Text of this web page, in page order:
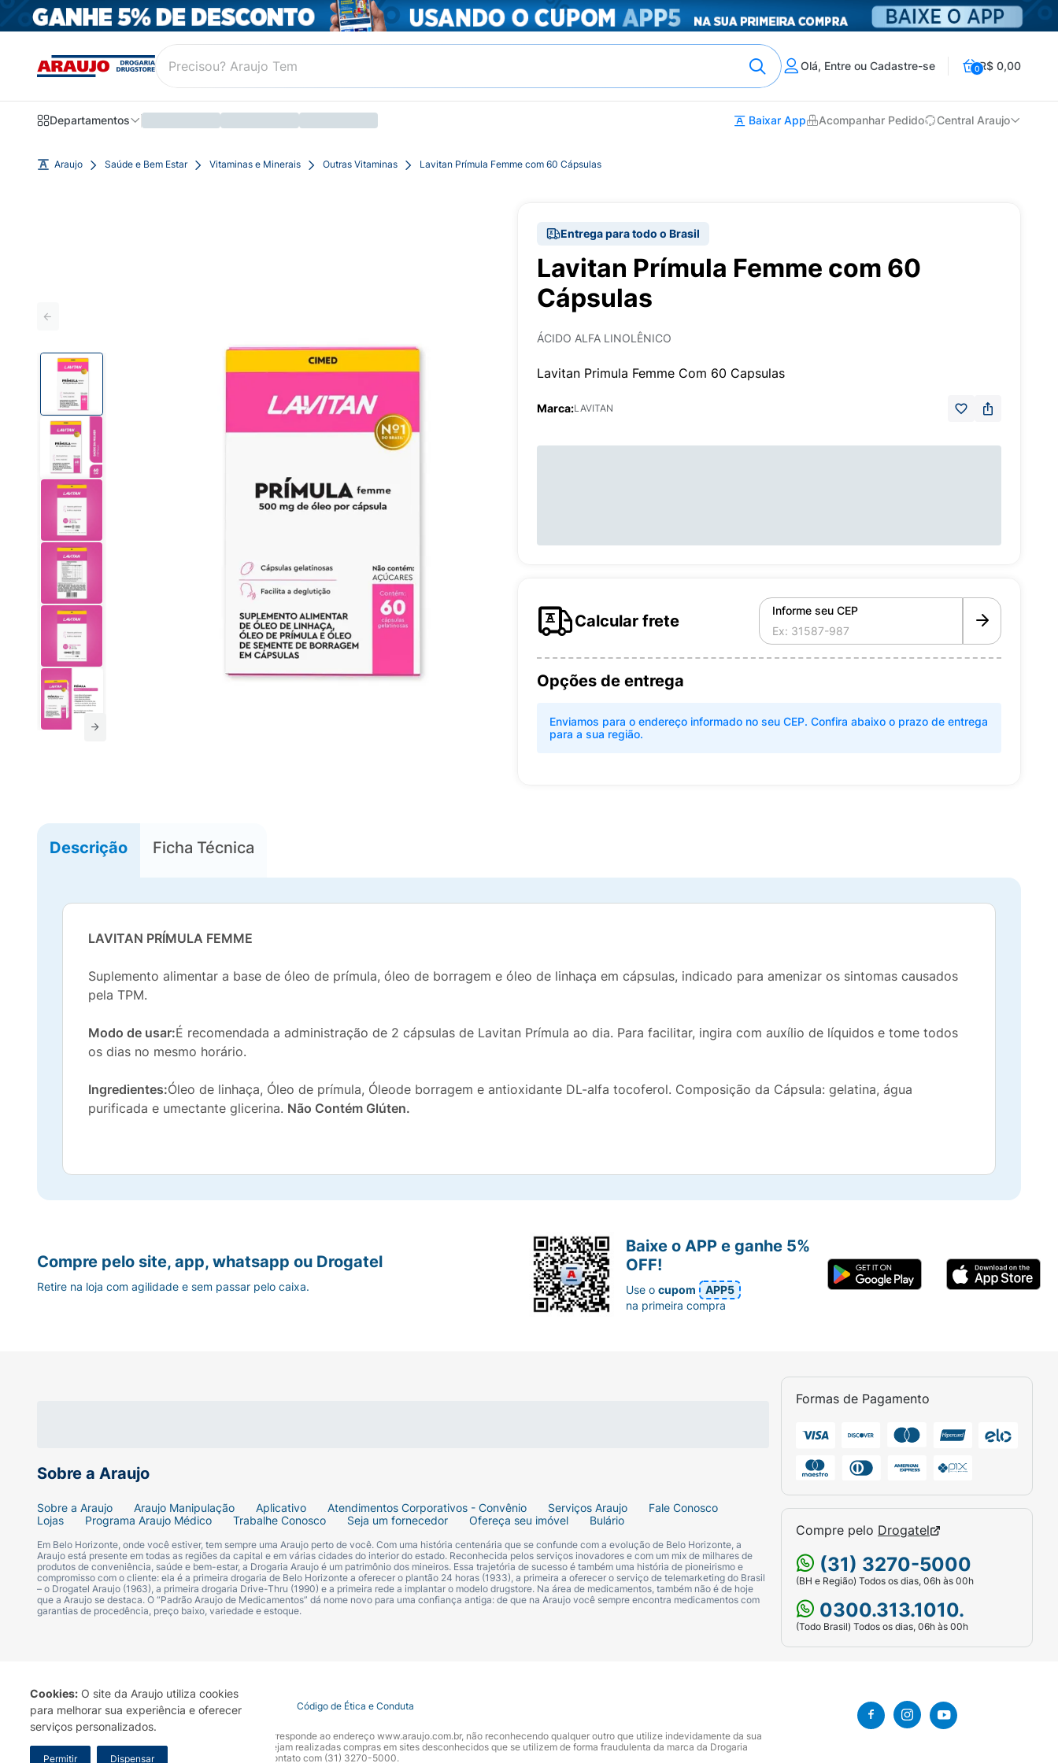
Cookies: O site da Araujo utiliza cookies
para melhorar sua experiência e oferecer
serviços personalizados.
Permitir Dispensar
Olá, Entre ou Cadastre-se 0R$ 0,00
Departamentos Baixar App Acompanhar Pedido Central Araujo
Araujo Saúde e Bem Estar Vitaminas e Minerais Outras Vitaminas Lavitan Prímula Femme com 60 Cápsulas
Entrega para todo o Brasil
Lavitan Prímula Femme com 60
Cápsulas
ÁCIDO ALFA LINOLÊNICO
Lavitan Primula Femme Com 60 Capsulas
Marca:LAVITAN
Calcular frete
Informe seu CEP
Opções de entrega
Enviamos para o endereço informado no seu CEP. Confira abaixo o prazo de entrega
para a sua região.
Descrição Ficha Técnica
LAVITAN PRÍMULA FEMME
Suplemento alimentar a base de óleo de prímula, óleo de borragem e óleo de linhaça em cápsulas, indicado para amenizar os sintomas causados
pela TPM.
Modo de usar:É recomendada a administração de 2 cápsulas de Lavitan Prímula ao dia. Para facilitar, ingira com auxílio de líquidos e tome todos
os dias no mesmo horário.
Ingredientes:Óleo de linhaça, Óleo de prímula, Óleode borragem e antioxidante DL-alfa tocoferol. Composição da Cápsula: gelatina, água
purificada e umectante glicerina. Não Contém Glúten.
Sobre a Araujo
Sobre a Araujo Araujo Manipulação Aplicativo Atendimentos Corporativos - Convênio Serviços Araujo
Fale Conosco
Lojas
Programa Araujo Médico Trabalhe Conosco Seja um fornecedor Ofereça seu imóvel Bulário
Em Belo Horizonte, onde você estiver, tem sempre uma Araujo perto de você. Com uma história centenária que se confunde com a evolução de Belo Horizonte, a
Araujo está presente em todas as regiões da capital e em várias cidades do interior do estado. Reconhecida pelos serviços inovadores e com um mix de milhares de
produtos de conveniência, saúde e bem-estar, a Drogaria Araujo é um patrimônio dos mineiros. Essa trajetória de sucesso é também uma história de pioneirismo e
compromisso com o cliente: ela é a primeira drogaria de Belo Horizonte a oferecer o plantão 24 horas (1933), a primeira a oferecer o serviço de telemarketing do Brasil
– o Drogatel Araujo (1963), a primeira drogaria Drive-Thru (1990) e a primeira rede a implantar o modelo drugstore. Na área de medicamentos, também não é de hoje
que a Araujo se destaca. O “Padrão Araujo de Medicamentos” dá nome novo para uma confiança antiga: de que na Araujo você sempre encontra medicamentos com
garantias de procedência, preço baixo, variedade e estoque.
Formas de Pagamento
Compre pelo Drogatel
(31) 3270-5000
(BH e Região) Todos os dias, 06h às 00h
0300.313.1010.
(Todo Brasil) Todos os dias, 06h às 00h
Compre pelo site, app, whatsapp ou Drogatel
Retire na loja com agilidade e sem passar pelo caixa.
Baixe o APP e ganhe 5%
OFF!
Use ocupom
APP5
na primeira compra
Termo de Uso Portal da Privacidade Covid-19 Código de Ética e Conduta
A Drogaria Araujo S/A informa que o seu site oficial corresponde ao endereço www.araujo.com.br, não reconhecendo qualquer outro que utilize indevidamente da sua
marca. Para sua segurança recomendamos que não sejam realizadas compras em sites desconhecidos que se utilizem de forma fraudulenta da marca da Drogaria
Araujo S.A. Em caso de dúvidas, gentileza entrar em contato com (31) 3270-5000.